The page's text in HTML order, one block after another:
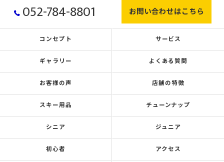
052-784-8801 お問い合わせはこちら
コンセプト サービス
ギャラリー よくある質問
お客様の声 店舗の特徴
スキー用品 チューンナップ
シニア ジュニア
初心者 アクセス